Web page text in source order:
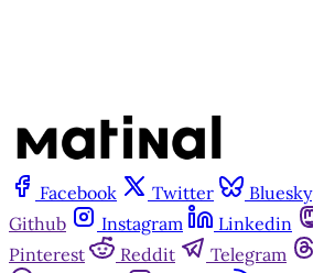
Facebook Twitter Bluesky
Github
Instagram Linkedin
Pinterest
Reddit Telegram